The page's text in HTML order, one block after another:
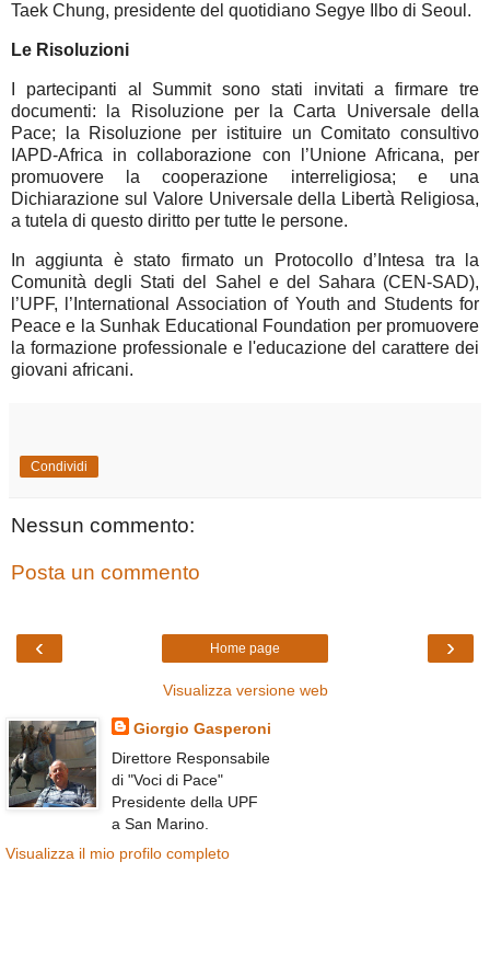
Taek Chung, presidente del quotidiano Segye Ilbo di Seoul.
Le Risoluzioni
I partecipanti al Summit sono stati invitati a firmare tre
documenti: la Risoluzione per la Carta Universale della
Pace; la Risoluzione per istituire un Comitato consultivo
IAPD-Africa in collaborazione con l’Unione Africana, per
promuovere la cooperazione interreligiosa; e una
Dichiarazione sul Valore Universale della Libertà Religiosa,
a tutela di questo diritto per tutte le persone.
In aggiunta è stato firmato un Protocollo d’Intesa tra la
Comunità degli Stati del Sahel e del Sahara (CEN-SAD),
l’UPF, l’International Association of Youth and Students for
Peace e la Sunhak Educational Foundation per promuovere
la formazione professionale e l'educazione del carattere dei
giovani africani.
Condividi
Nessun commento:
Posta un commento
‹ ›
Home page
Visualizza versione web
Giorgio Gasperoni
Direttore Responsabile
di "Voci di Pace"
Presidente della UPF
a San Marino.
Visualizza il mio profilo completo